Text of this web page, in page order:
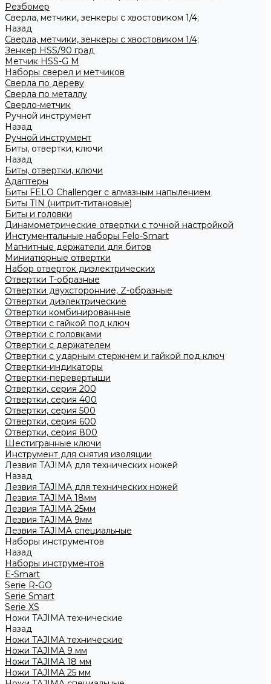
Резбомер
Сверла, метчики, зенкеры с хвостовиком 1/4;
Назад
Сверла, метчики, зенкеры с хвостовиком 1/4;
Зенкер HSS/90 град
Метчик HSS-G М
Наборы сверел и метчиков
Сверла по дереву
Сверла по металлу
Сверло-метчик
Ручной инструмент
Назад
Ручной инструмент
Биты, отвертки, ключи
Назад
Биты, отвертки, ключи
Адаптеры
Биты FELO Challenger с алмазным напылением
Биты TIN (нитрит-титановые)
Биты и головки
Динамометрические отвертки с точной настройкой
Инстументальные наборы Felo-Smart
Магнитные держатели для битов
Миниатюрные отвертки
Набор отверток диэлектрических
Отвертки T-образные
Отвертки двухсторонние, Z-образные
Отвертки диэлектрические
Отвертки комбинированные
Отвертки с гайкой под ключ
Отвертки с головками
Отвертки с держателем
Отвертки с ударным стержнем и гайкой под ключ
Отвертки-индикаторы
Отвертки-перевертыши
Отвертки, серия 200
Отвертки, серия 400
Отвертки, серия 500
Отвертки, серия 600
Отвертки, серия 800
Шестигранные ключи
Инструмент для снятия изоляции
Лезвия TAJIMA для технических ножей
Назад
Лезвия TAJIMA для технических ножей
Лезвия TAJIMA 18мм
Лезвия TAJIMA 25мм
Лезвия TAJIMA 9мм
Лезвия TAJIMA специальные
Наборы инструментов
Назад
Наборы инструментов
E-Smart
Serie R-GO
Serie Smart
Serie XS
Ножи TAJIMA технические
Назад
Ножи TAJIMA технические
Ножи TAJIMA 9 мм
Ножи TAJIMA 18 мм
Ножи TAJIMA 25 мм